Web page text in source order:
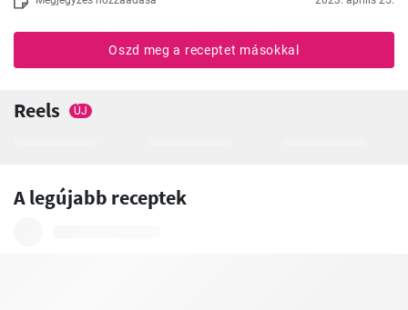
Oszd meg a receptet másokkal
Reels ÚJ
A legújabb receptek